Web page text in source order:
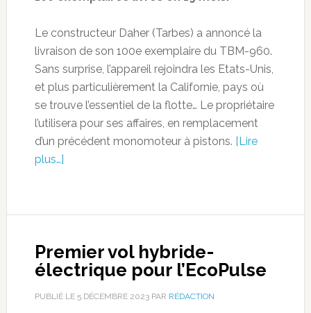
Le constructeur Daher (Tarbes) a annoncé la
livraison de son 100e exemplaire du TBM-960.
Sans surprise, l’appareil rejoindra les Etats-Unis,
et plus particulièrement la Californie, pays où
se trouve l’essentiel de la flotte… Le propriétaire
l’utilisera pour ses affaires, en remplacement
d’un précédent monomoteur à pistons. [Lire
plus…]
Premier vol hybride-
électrique pour l’EcoPulse
PUBLIÉ LE 5 DÉCEMBRE 2023PAR RÉDACTION